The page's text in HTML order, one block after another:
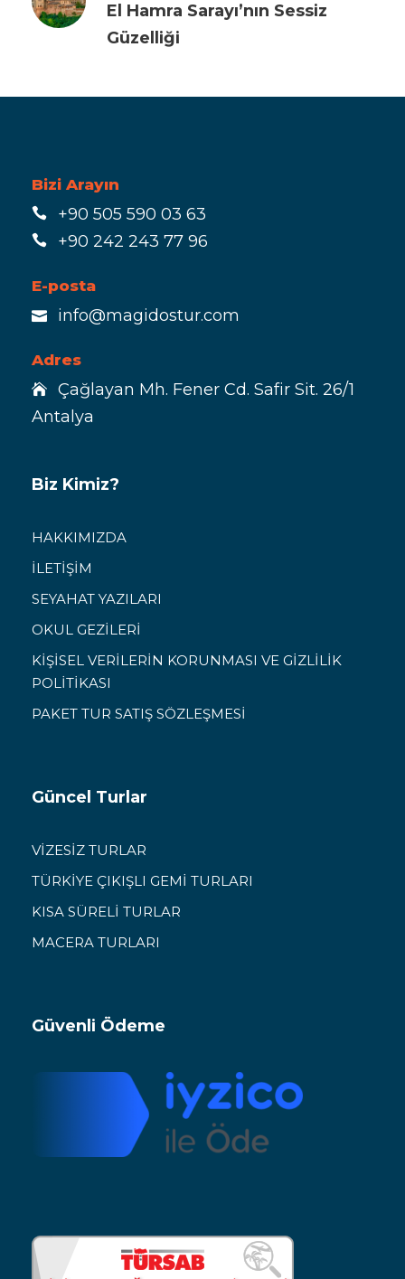
El Hamra Sarayı’nın Sessiz
Güzelliği
Bizi Arayın
+90 505 590 03 63
+90 242 243 77 96
E-posta
info@magidostur.com
Adres
Çağlayan Mh. Fener Cd. Safir Sit. 26/1
Antalya
Biz Kimiz?
HAKKIMIZDA
İLETİŞİM
SEYAHAT YAZILARI
OKUL GEZİLERİ
KİŞİSEL VERİLERİN KORUNMASI VE GİZLİLİK
POLİTİKASI
PAKET TUR SATIŞ SÖZLEŞMESİ
Güncel Turlar
VİZESİZ TURLAR
TÜRKİYE ÇIKIŞLI GEMİ TURLARI
KISA SÜRELİ TURLAR
MACERA TURLARI
Güvenli Ödeme